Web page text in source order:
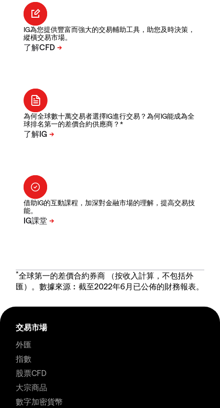
IG為您提供豐富而強大的交易輔助工具，助您及時決策，
縱橫交易市場。
為何全球數十萬交易者選擇IG進行交易？為何IG能成為全
球排名第一的差價合約供應商？*
借助IG的互動課程，加深對金融市場的理解，提高交易技
能。
*全球第一的差價合約券商 （按收入計算，不包括外
匯）。數據來源︰截至2022年6月已公佈的財務報表。
交易市場
外匯
指數
股票CFD
大宗商品
數字加密貨幣